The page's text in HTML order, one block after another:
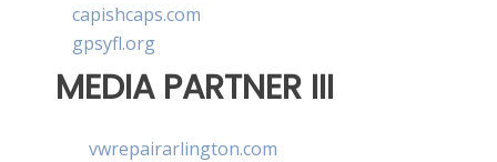
capishcaps.com
gpsyfl.org
MEDIA PARTNER III
vwrepairarlington.com